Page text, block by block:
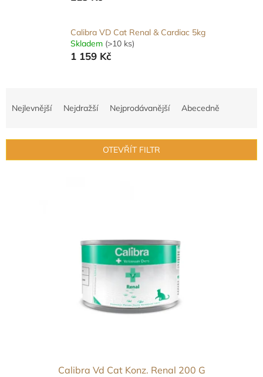
Calibra VD Cat Renal & Cardiac 5kg
Skladem (>10 ks)
1 159 Kč
í
Nejlevnější Nejdražší Nejprodávanější Abecedně
OTEVŘÍT FILTR
Calibra Vd Cat Konz. Renal 200 G